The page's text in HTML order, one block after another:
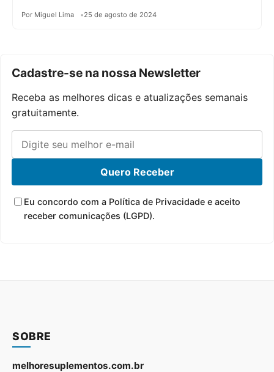
Por Miguel Lima 25 de agosto de 2024
Cadastre-se na nossa Newsletter
Receba as melhores dicas e atualizações semanais
gratuitamente.
Quero Receber
Eu concordo com a Política de Privacidade e aceito
receber comunicações (LGPD).
SOBRE
melhoresuplementos.com.br